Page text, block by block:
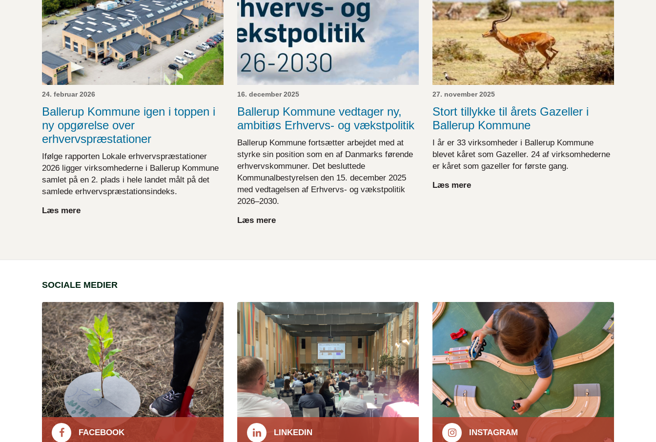
24. februar 2026
Ballerup Kommune igen i toppen i
ny opgørelse over
erhvervspræstationer
Ifølge rapporten Lokale erhvervspræstationer
2026 ligger virksomhederne i Ballerup Kommune
samlet på en 2. plads i hele landet målt på det
samlede erhvervspræstationsindeks.
Læs mere
16. december 2025
Ballerup Kommune vedtager ny,
ambitiøs Erhvervs- og vækstpolitik
Ballerup Kommune fortsætter arbejdet med at
styrke sin position som en af Danmarks førende
erhvervskommuner. Det besluttede
Kommunalbestyrelsen den 15. december 2025
med vedtagelsen af Erhvervs- og vækstpolitik
2026–2030.
Læs mere
27. november 2025
Stort tillykke til årets Gazeller i
Ballerup Kommune
I år er 33 virksomheder i Ballerup Kommune
blevet kåret som Gazeller. 24 af virksomhederne
er kåret som gazeller for første gang.
Læs mere
SOCIALE MEDIER
FACEBOOK LINKEDIN INSTAGRAM